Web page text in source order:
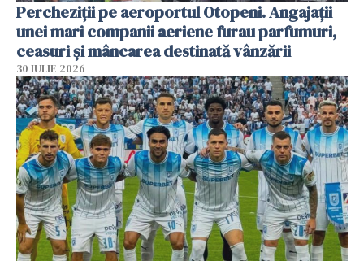
Percheziții pe aeroportul Otopeni. Angajații
unei mari companii aeriene furau parfumuri,
ceasuri și mâncarea destinată vânzării
30 IULIE 2026